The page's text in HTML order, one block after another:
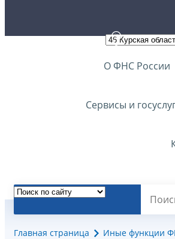
О ФНС России
Сервисы и
Главная страница
Иные функции